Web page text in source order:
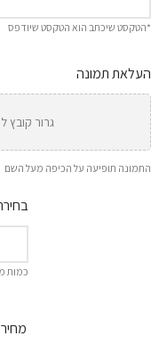
*הטקסט שיכתב הוא הטקסט שיודפס
העלאת תמונה
גרור קובץ
התמונה תופיעה על הכיפה מעל השם
כמות